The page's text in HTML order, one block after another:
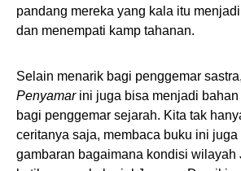
pandang mereka yang kala itu
dan menempati kamp tahanan.
Selain menarik bagi penggemar
Penyamarini juga bisa menjadi bahan
bagi penggemar sejarah. Kita tak
ceritanya saja, membaca buku ini
gambaran bagaimana kondisi wilayah